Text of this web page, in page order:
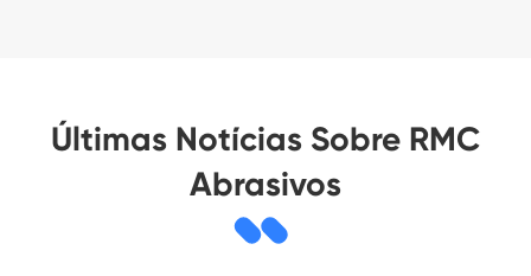
Últimas Notícias Sobre RMC
Abrasivos